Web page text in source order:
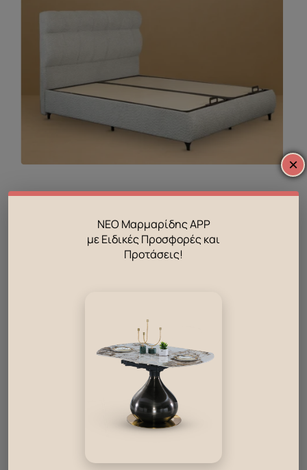
Κρεβάτι με διπλό αποθηκευτικό χώρο
×
ΝΕΟ Μαρμαρίδης APP
με Ειδικές Προσφορές και
Προτάσεις!